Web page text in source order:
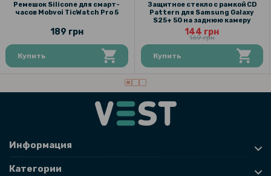
Ремешок Silicone для смарт-
часов Mobvoi TicWatch Pro 5
189 грн
Купить
Защитное стекло с рамкой CD
Pattern для Samsung Galaxy
S25+ 5G на заднюю камеру
144 грн
169 грн
Купить
Информация
Категории